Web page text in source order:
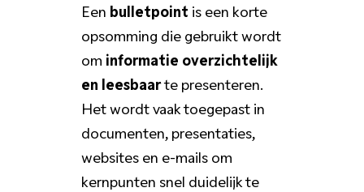
Een bulletpoint is een korte
opsomming die gebruikt wordt
om informatie overzichtelijk
en leesbaarte presenteren.
Het wordt vaak toegepast in
documenten, presentaties,
websites en e-mails om
kernpunten snel duidelijk te